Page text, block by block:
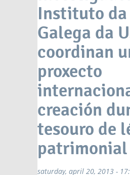
Instituto
Galega da
coordinan
proxecto
creación
tesouro de
patrimonial
saturday, april 20, 2013 -